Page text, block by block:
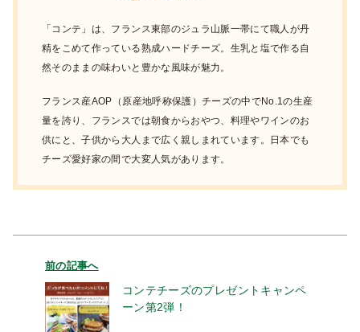
「コンテ」は、フランス東部のジュラ山脈一帯にて職人が丹
精をこめて作っている熟成ハードチーズ。生乳と塩で作る自
然そのままの味わいと豊かな風味が魅力。
フランス産AOP（原産地呼称保護）チーズの中でNo.1の生産
量を誇り、フランスでは朝食からおやつ、料理やワインのお
供にと、子供から大人まで広く親しまれています。日本でも
チーズ愛好家の間で大変人気があります。
前の記事へ
コンテチーズのプレゼントキャンペ
ーン第2弾！